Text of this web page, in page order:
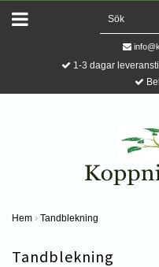
1-3 dagar
Hem › Tandblekning
Tandblekning